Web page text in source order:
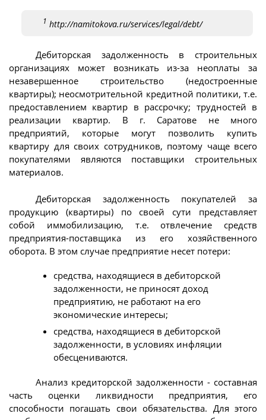
1 http://namitokova.ru/services/legal/debt/
Дебиторская задолженность в строительных
организациях может возникать из-за неоплаты за
незавершенное строительство (недостроенные
квартиры); неосмотрительной кредитной политики, т.е.
предоставлением квартир в рассрочку; трудностей в
реализации квартир. В г. Саратове не много
предприятий, которые могут позволить купить
квартиру для своих сотрудников, поэтому чаще всего
покупателями являются поставщики строительных
материалов.
Дебиторская задолженность покупателей за
продукцию (квартиры) по своей сути представляет
собой иммобилизацию, т.е. отвлечение средств
предприятия-поставщика из его хозяйственного
оборота. В этом случае предприятие несет потери:
средства, находящиеся в дебиторской
задолженности, не приносят доход
предприятию, не работают на его
экономические интересы;
средства, находящиеся в дебиторской
задолженности, в условиях инфляции
обесцениваются.
Анализ кредиторской задолженности - составная
часть оценки ликвидности предприятия, его
способности погашать свои обязательства. Для этого